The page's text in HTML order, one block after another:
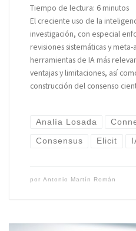
Tiempo de lectura: 6minutos
El creciente uso de la
investigación, con especial
revisiones sistemáticas y meta-
herramientas de IA más
ventajas y limitaciones, así
construcción del consenso
Analía Losada
Consensus Elicit
por Antonio Martín Román